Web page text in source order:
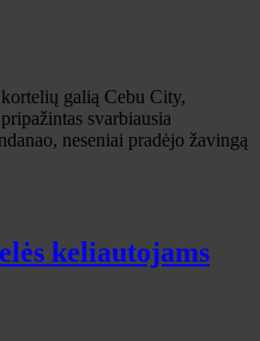
galią Cebu City,
svarbiausia
neseniai pradėjo žavingą
keliautojams